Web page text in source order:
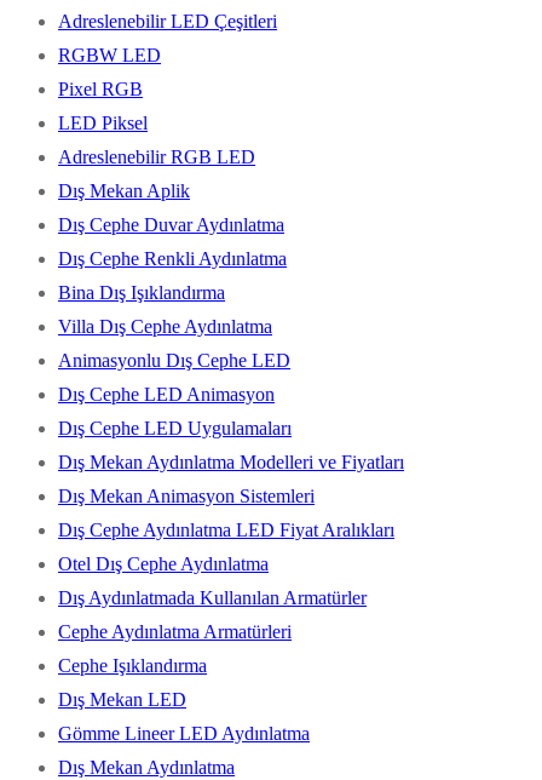
Adreslenebilir LED Çeşitleri
RGBW LED
Pixel RGB
LED Piksel
Adreslenebilir RGB LED
Dış Mekan Aplik
Dış Cephe Duvar Aydınlatma
Dış Cephe Renkli Aydınlatma
Bina Dış Işıklandırma
Villa Dış Cephe Aydınlatma
Animasyonlu Dış Cephe LED
Dış Cephe LED Animasyon
Dış Cephe LED Uygulamaları
Dış Mekan Aydınlatma Modelleri ve Fiyatları
Dış Mekan Animasyon Sistemleri
Dış Cephe Aydınlatma LED Fiyat Aralıkları
Otel Dış Cephe Aydınlatma
Dış Aydınlatmada Kullanılan Armatürler
Cephe Aydınlatma Armatürleri
Cephe Işıklandırma
Dış Mekan LED
Gömme Lineer LED Aydınlatma
Dış Mekan Aydınlatma